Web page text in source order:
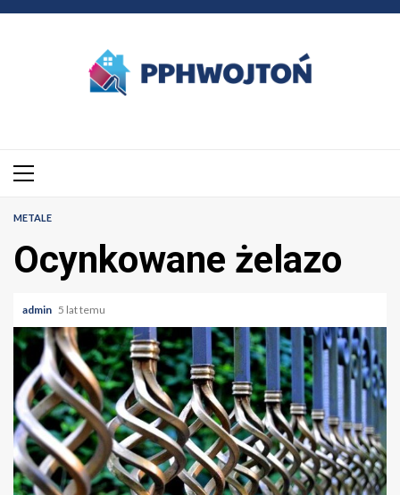
Przejdź
Menu
METALE
Ocynkowane żelazo
admin 5 lat temu